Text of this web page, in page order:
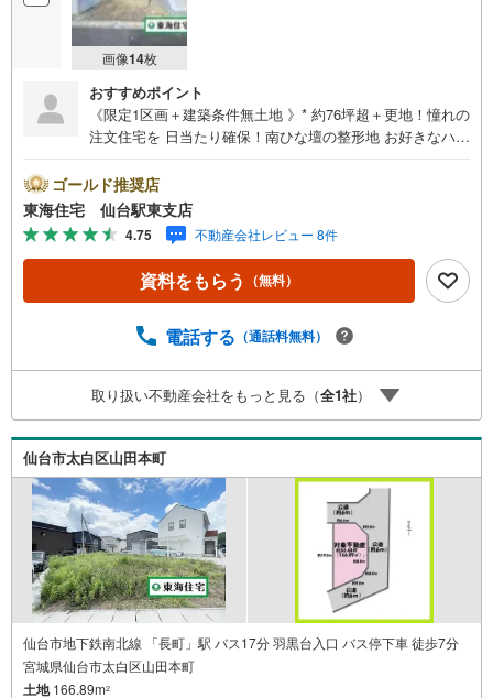
画像14枚
おすすめポイント
《限定1区画＋建築条件無土地 》* 約76坪超＋更地！憧れの
注文住宅を 日当たり確保！南ひな壇の整形地 お好きなハウ
庭付きのお家プランも * 未掲載物件のご提案・ご案内も可
能です * アピールポイント *■自分に合ったスケジュールで
間取りなどを選ぶことができます ■お好きなハウスメーカ
ーで自由設計が可能な条件無し土地 。■選べる外観・自由
な間取り ■プランの練りやすい高低差のないキレイな整形
地 :）【配管状況】・上水道:引込み有（20mm）・下水道:
3分・八木山中学校:徒歩19分・セブンイレブン青山店:徒歩
当日のご予約も承っております！お気軽にお電話下さ
い！・来社はもちろん、メールでのご相談、資料請求も大
歓迎です ⇒お電話に抵抗がある方も安心してお問い合わせ
ください
ゴールド推奨店
東海住宅 仙台駅東支店
4.75 不動産会社レビュー 8件
資料をもらう （無料）
電話する （通話料無料）
取り扱い不動産会社をもっと見る（全1社）
仙台市太白区山田本町
仙台市地下鉄南北線 「長町」駅 バス17分 羽黒台入口 バス停下車 徒歩7分
宮城県仙台市太白区山田本町
土地166.89m2